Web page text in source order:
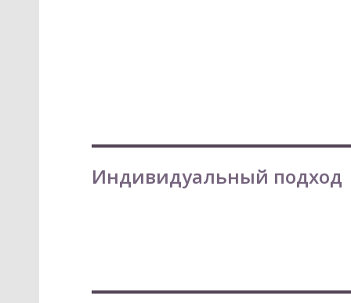
Индивидуальный подход